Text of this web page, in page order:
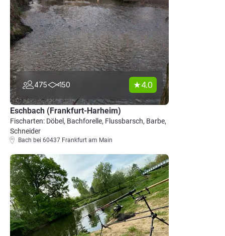
475 150 4.0
Eschbach (Frankfurt-Harheim)
Fischarten: Döbel, Bachforelle, Flussbarsch, Barbe,
Schneider
Bach bei 60437 Frankfurt am Main